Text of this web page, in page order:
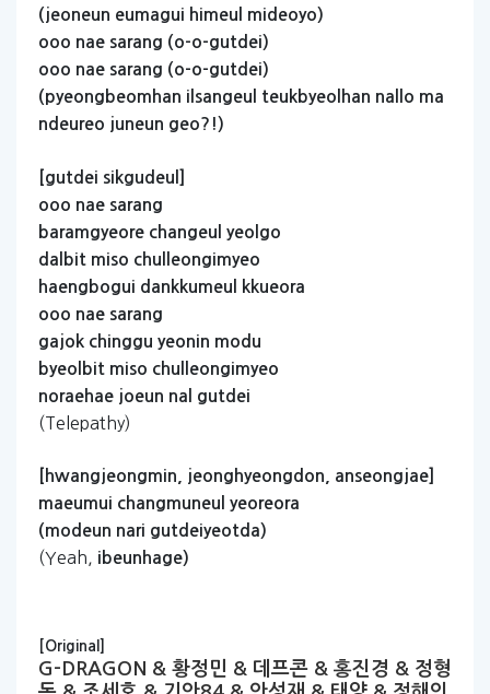
(jeoneun eumagui himeul
mideoyo)
ooo nae sarang (o-o-gutdei)
ooo nae sarang (o-o-gutdei)
(pyeongbeomhan ilsangeul teukbyeolhan nallo ma
ndeureo juneun geo?!)
[gutdei sikgudeul]
ooo nae sarang
baramgyeore changeul yeolgo
dalbit miso chulleongimyeo
haengbogui dankkumeul
kkueora
ooo nae sarang
gajok chinggu yeonin modu
byeolbit miso chulleongimyeo
noraehae joeun nal gutdei
(Telepathy)
[hwangjeongmin, jeonghyeongdon,
anseongjae]
maeumui changmuneul yeoreora
(modeun nari gutdeiyeotda)
(Yeah, ibeunhage)
[Original]
G-DRAGON & 황정민 & 데프콘 & 홍진경 & 정형